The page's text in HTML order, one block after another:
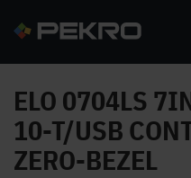
ELO 0704LS
10-T/USB
ZERO-BEZEL